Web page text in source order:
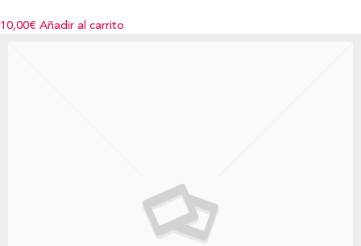
10,00€ Añadir al carrito